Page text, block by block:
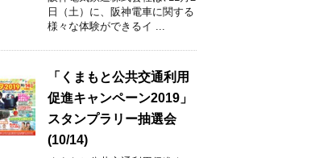
日（土）に、阪神電車に関する
様々な体験ができるイ ...
「くまもと公共交通利用
促進キャンペーン2019」
スタンプラリー抽選会
(10/14)